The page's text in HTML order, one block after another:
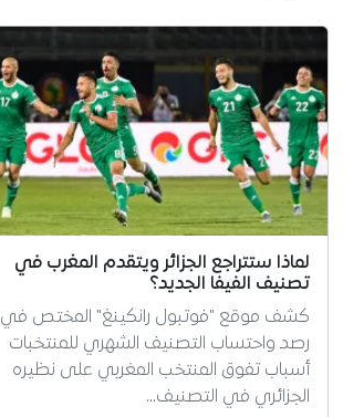
لماذا ستتراجع الجزائر ويتقدم المغرب في
تصنيف الفيفا الجديد؟
كشف موقع "فوتبول رانكينغ" المختص في
رصد واحتساب التصنيف الشهري للمنتخبات
أسباب تفوق المنتخب المغربي على نظيره
الجزائري في التصنيف…